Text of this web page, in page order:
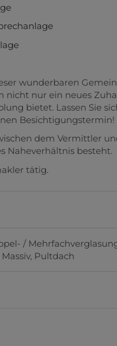
wunderbaren
nur ein neues
bietet. Lassen Sie
Besichtigungstermin!
dem Vermittler
Naheverhältnis besteht.
tätig.
/
Massiv Pultdach